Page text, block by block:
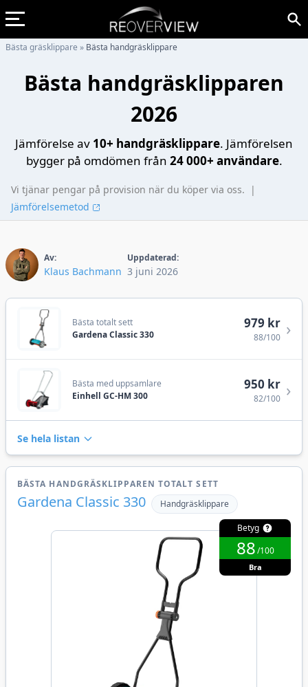
Bästa gräsklippare » Bästa handgräsklippare
Bästa handgräsklipparen
2026
Jämförelse av 10+ handgräsklippare. Jämförelsen
bygger på omdömen från 24 000+ användare.
Vi tjänar pengar på provision när du köper via oss.
|
Jämförelsemetod
Av:
Klaus Bachmann
Uppdaterad:
3 juni 2026
Bästa totalt sett
Gardena Classic 330
979 kr
88/100 ›
Bästa med uppsamlare
Einhell GC-HM 300
950 kr
82/100 ›
Se hela listan
BÄSTA HANDGRÄSKLIPPAREN TOTALT SETT
Gardena Classic 330 Handgräsklippare
Betyg
88/100
Bra